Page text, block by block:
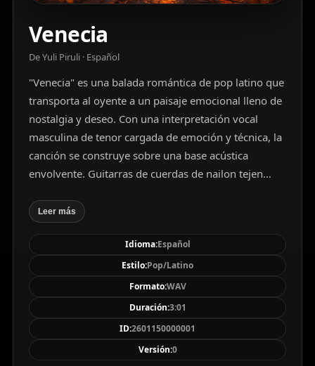
Venecia
De Yuli Piruli · Español
"Venecia" es una balada romántica de pop latino que
transporta al oyente a un paisaje emocional lleno de
nostalgia y deseo. Con una interpretación vocal
masculina de tenor cargada de emoción y técnica, la
canción se construye sobre una base acústica
envolvente. Guitarras de cuerdas de nailon tejen
con shakers y percusión suave marca el compás
pone énfasis en la voz principal, realzada con reverb
y una mezcla estéreo equilibrada. La estructura
clásica de verso y estribillo refuerza el lirismo
sentimental, culminando en un puente adornado con
un solo de violín que añade un matiz
cinematográfico y clásico. Esta obra musical captura
la esencia de un amor que revive al recordar un
Leer más
Idioma:Español
Estilo:Pop/Latino
Formato:WAV
Duración:3:01
ID:2601150000001
Versión:0